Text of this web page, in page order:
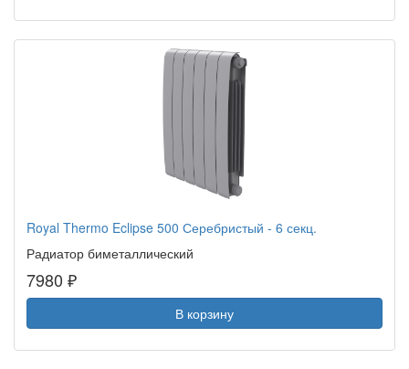
Royal Thermo Eclipse 500 Серебристый - 6 секц.
Радиатор биметаллический
7980 ₽
В корзину